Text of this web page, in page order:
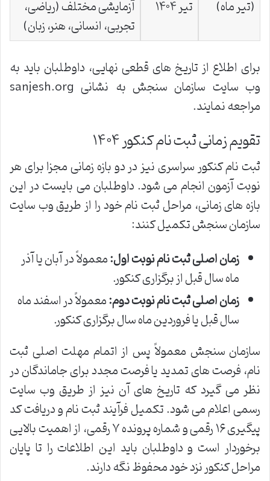
(تیر ماه)
تیر ۱۴۰۴
آزمایشی مختلف (ریاضی،
تجربی، انسانی، هنر، زبان)
برای اطلاع از تاریخ های قطعی نهایی، داوطلبان باید به
وب سایت سازمان سنجش به نشانی sanjesh.org
مراجعه نمایند.
تقویم زمانی ثبت نام کنکور ۱۴۰۴
ثبت نام کنکور سراسری نیز در دو بازه زمانی مجزا برای هر
نوبت آزمون انجام می شود. داوطلبان می بایست در این
بازه های زمانی، مراحل ثبت نام خود را از طریق وب سایت
سازمان سنجش تکمیل کنند:
زمان اصلی ثبت نام نوبت اول:معمولاً در آبان یا آذر
ماه سال قبل از برگزاری کنکور.
زمان اصلی ثبت نام نوبت دوم:معمولاً در اسفند ماه
سال قبل یا فروردین ماه سال برگزاری کنکور.
سازمان سنجش معمولاً پس از اتمام مهلت اصلی ثبت
نام، فرصت های تمدید یا فرصت مجدد برای جاماندگان در
نظر می گیرد که تاریخ های آن نیز از طریق وب سایت
رسمی اعلام می شود. تکمیل فرآیند ثبت نام و دریافت کد
پیگیری ۱۶ رقمی و شماره پرونده ۷ رقمی، از اهمیت بالایی
برخوردار است و داوطلبان باید این اطلاعات را تا پایان
مراحل کنکور نزد خود محفوظ نگه دارند.